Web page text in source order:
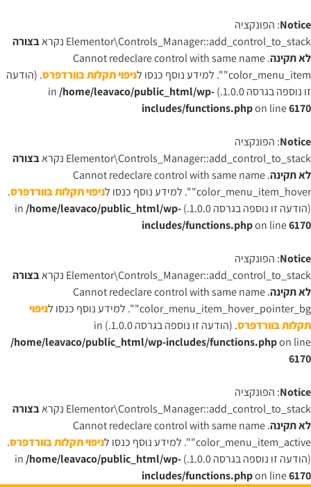
Notice: הפונקציה
Elementor\Controls_Manager::add_control_to_stack נקרא
בצורה
לא תקינה . Cannot redeclare control with same name
"color_menu_item". למידע נוסף כנסו ל
ניפוי תקלות בוורדפרס. (הודעה
זו נוספה בגרסה 1.0.0.) in
/home/leavaco/public_html/wp-
includes/functions.phpon line6170
Notice: הפונקציה
Elementor\Controls_Manager::add_control_to_stack נקרא
בצורה
לא תקינה . Cannot redeclare control with same name
"color_menu_item_hover". למידע נוסף כנסו ל
ניפוי תקלות בוורדפרס.
(הודעה זו נוספה בגרסה 1.0.0.) in
/home/leavaco/public_html/wp-
includes/functions.phpon line6170
Notice: הפונקציה
Elementor\Controls_Manager::add_control_to_stack נקרא
בצורה
לא תקינה . Cannot redeclare control with same name
"color_menu_item_hover_pointer_bg". למידע נוסף כנסו ל
ניפוי
תקלות בוורדפרס. (הודעה זו נוספה בגרסה 1.0.0.) in
/home/leavaco/public_html/wp-includes/functions.phpon line
6170
Notice: הפונקציה
Elementor\Controls_Manager::add_control_to_stack נקרא
בצורה
לא תקינה . Cannot redeclare control with same name
"color_menu_item_active". למידע נוסף כנסו ל
ניפוי תקלות בוורדפרס.
(הודעה זו נוספה בגרסה 1.0.0.) in
/home/leavaco/public_html/wp-
includes/functions.phpon line6170